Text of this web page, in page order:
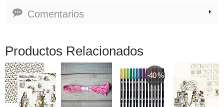
Comentarios
Productos Relacionados
-40 %